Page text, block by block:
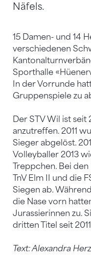
Näfels.
15 Damen- und 14
verschiedenen
Sporthalle
In der Vorrunde
Gruppenspiele zu
Der STV Wil ist
anzutreffen. 2011
Sieger abgelöst.
Volleyballer 2013
Treppchen. Bei
TnV Elm II und die
Siegen ab.
die Nase vorn
Jurassierinnen zu.
dritten Titel seit
Text: Alexandra